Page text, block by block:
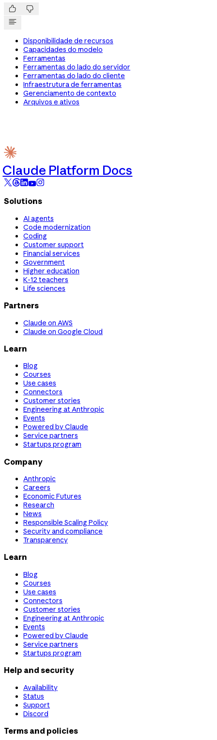
 
Disponibilidade de recursos
Capacidades do modelo
Ferramentas
Ferramentas do lado do servidor
Ferramentas do lado do cliente
Infraestrutura de ferramentas
Gerenciamento de contexto
Arquivos e ativos
Claude Platform Docs
Solutions
AI agents
Code modernization
Coding
Customer support
Financial services
Government
Higher education
K-12 teachers
Life sciences
Partners
Claude on AWS
Claude on Google Cloud
Learn
Blog
Courses
Use cases
Connectors
Customer stories
Engineering at Anthropic
Events
Powered by Claude
Service partners
Startups program
Company
Anthropic
Careers
Economic Futures
Research
News
Responsible Scaling Policy
Security and compliance
Transparency
Learn
Blog
Courses
Use cases
Connectors
Customer stories
Engineering at Anthropic
Events
Powered by Claude
Service partners
Startups program
Help and security
Availability
Status
Support
Discord
Terms and policies